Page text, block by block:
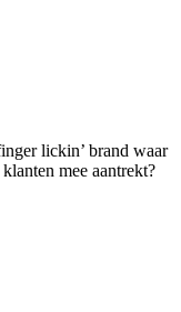
lickin’ brand waar
mee aantrekt?